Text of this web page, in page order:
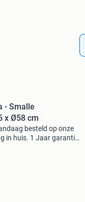
- Smalle
x Ø58 cm
besteld op onze
in huis. 1 Jaar garantie.